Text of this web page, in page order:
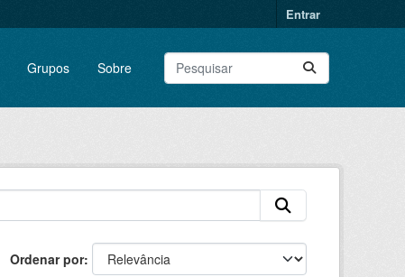
Entrar
Grupos Sobre
Ordenar por